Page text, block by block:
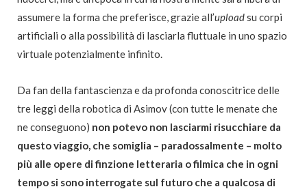
assumere la forma che preferisce, grazie all’uploadsu corpi
artificiali o alla possibilità di lasciarla fluttuale in uno spazio
virtuale potenzialmente infinito.
Da fan della fantascienza e da profonda conoscitrice delle
tre leggi della robotica di Asimov (con tutte le menate che
ne conseguono) non potevo non lasciarmi risucchiare da
questo viaggio, che somiglia – paradossalmente – molto
più alle opere di finzione letteraria o filmica che in ogni
tempo si sono interrogate sul futuro che a qualcosa di